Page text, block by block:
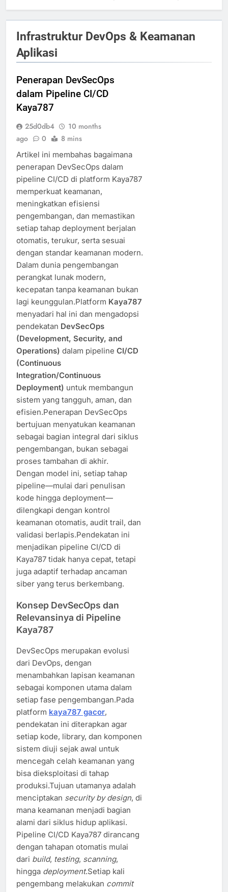
Infrastruktur DevOps & Keamanan
Aplikasi
Penerapan DevSecOps
dalam Pipeline CI/CD
Kaya787
25d0db4
10 months
ago
0 8 mins
Artikel ini membahas bagaimana
penerapan DevSecOps dalam
pipeline CI/CD di platform Kaya787
memperkuat keamanan,
meningkatkan efisiensi
pengembangan, dan memastikan
setiap tahap deployment berjalan
otomatis, terukur, serta sesuai
dengan standar keamanan modern.
Dalam dunia pengembangan
perangkat lunak modern,
kecepatan tanpa keamanan bukan
lagi keunggulan.Platform Kaya787
menyadari hal ini dan mengadopsi
pendekatan DevSecOps
(Development, Security, and
Operations) dalam pipeline CI/CD
(Continuous
Integration/Continuous
Deployment) untuk membangun
sistem yang tangguh, aman, dan
efisien.Penerapan DevSecOps
bertujuan menyatukan keamanan
sebagai bagian integral dari siklus
pengembangan, bukan sebagai
proses tambahan di akhir.
Dengan model ini, setiap tahap
pipeline—mulai dari penulisan
kode hingga deployment—
dilengkapi dengan kontrol
keamanan otomatis, audit trail, dan
validasi berlapis.Pendekatan ini
menjadikan pipeline CI/CD di
Kaya787 tidak hanya cepat, tetapi
juga adaptif terhadap ancaman
siber yang terus berkembang.
Konsep DevSecOps dan
Relevansinya di Pipeline
Kaya787
DevSecOps merupakan evolusi
dari DevOps, dengan
menambahkan lapisan keamanan
sebagai komponen utama dalam
setiap fase pengembangan.Pada
platform kaya787 gacor,
pendekatan ini diterapkan agar
setiap kode, library, dan komponen
sistem diuji sejak awal untuk
mencegah celah keamanan yang
bisa dieksploitasi di tahap
produksi.Tujuan utamanya adalah
menciptakan security by design, di
mana keamanan menjadi bagian
alami dari siklus hidup aplikasi.
Pipeline CI/CD Kaya787 dirancang
dengan tahapan otomatis mulai
dari build, testing, scanning,
hingga deployment.Setiap kali
pengembang melakukan commit